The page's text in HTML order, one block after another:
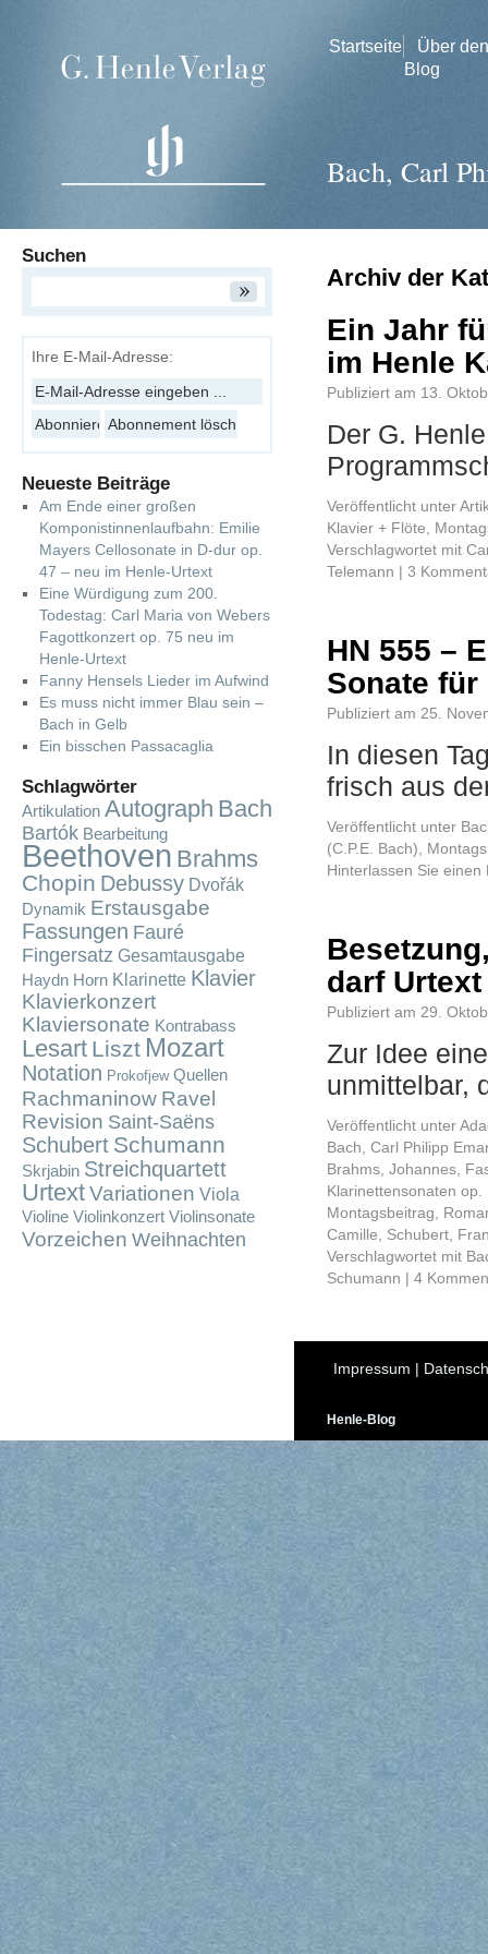
Startseite
Über den
Blog
Bach, Carl
Archiv der
Ein Jahr
im Henle
Publiziert am 13.
Der G.
Veröffentlicht unter
Klavier + Flöte
Verschlagwortet mit
Telemann | 3
HN 555 –
Sonate
Publiziert am 25.
In diesen
frisch aus
Veröffentlicht unter
(C.P.E. Bach)
Hinterlassen Sie einen
darf
Publiziert am 29.
Zur Idee
unmittelbar,
Veröffentlicht unter
Bach, Carl Philipp
Brahms, Johannes
Klarinettensonaten
Montagsbeitrag
Camille
Schubert,
Verschlagwortet mit
Schumann | 4
Suchen
Ihre E-Mail-Adresse:
Neueste Beiträge
Am Ende einer großen
Komponistinnenlaufbahn: Emilie
Mayers Cellosonate in D-dur op.
47 – neu im Henle-Urtext
Eine Würdigung zum 200.
Todestag: Carl Maria von Webers
Fagottkonzert op. 75 neu im
Henle-Urtext
Fanny Hensels Lieder im Aufwind
Es muss nicht immer Blau sein –
Bach in Gelb
Ein bisschen Passacaglia
Schlagwörter
Artikulation Autograph Bach
Bartók Bearbeitung
Beethoven Brahms
Chopin Debussy Dvořák
Dynamik Erstausgabe
Fassungen Fauré
Fingersatz Gesamtausgabe
Haydn Horn Klarinette Klavier
Klavierkonzert
Klaviersonate Kontrabass
Lesart Liszt Mozart
Notation Prokofjew Quellen
Rachmaninow Ravel
Revision Saint-Saëns
Schubert Schumann
Skrjabin Streichquartett
UrtextVariationen Viola
Violine Violinkonzert Violinsonate
Vorzeichen Weihnachten
Impressum |
Henle-Blog